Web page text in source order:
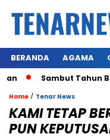
BERANDA AGAMA
Sambut Tahun Baru
Home / Tenar News
KAMI TETAP
PUN